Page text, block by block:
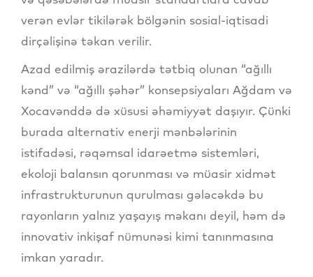
verən evlər tikilərək bölgənin sosial-iqtisadi
dirçəlişinə təkan verilir.
Azad edilmiş ərazilərdə tətbiq olunan “ağıllı
kənd” və “ağıllı şəhər” konsepsiyaları Ağdam və
Xocavənddə də xüsusi əhəmiyyət daşıyır. Çünki
burada alternativ enerji mənbələrinin
istifadəsi, rəqəmsal idarəetmə sistemləri,
ekoloji balansın qorunması və müasir xidmət
infrastrukturunun qurulması gələcəkdə bu
rayonların yalnız yaşayış məkanı deyil, həm də
innovativ inkişaf nümunəsi kimi tanınmasına
imkan yaradır.